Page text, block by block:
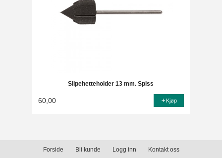
Slipehetteholder 13 mm. Spiss
60,00 Kjøp
Forside Bli kunde Logg inn Kontakt oss